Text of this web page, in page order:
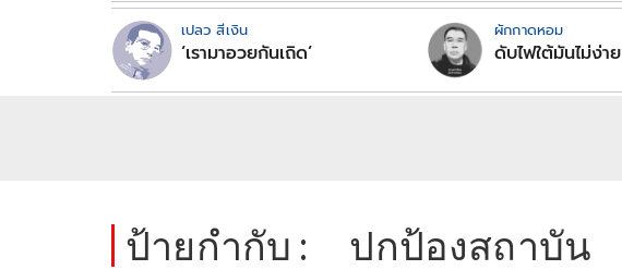
เปลว สีเงิน
‘เรามาอวยกันเถิด’
ผักกาดหอม
ดับไฟใต้มันไม่ง่าย
ป้ายกำกับ : ปกป้องสถาบัน